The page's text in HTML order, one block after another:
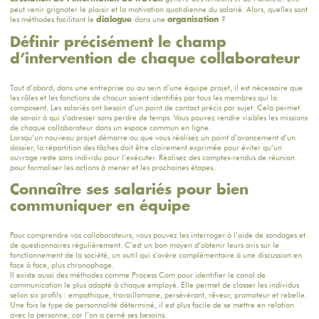
peut venir grignoter le plaisir et la motivation quotidienne du salarié. Alors, quelles sont
les méthodes facilitant le dialogue dans une organisation ?
Définir précisément le champ
d’intervention de chaque collaborateur
Tout d’abord, dans une entreprise ou au sein d’une équipe projet, il est nécessaire que
les rôles et les fonctions de chacun soient identifiés par tous les membres qui la
composent. Les salariés ont besoin d’un point de contact précis par sujet. Cela permet
de savoir à qui s’adresser sans perdre de temps. Vous pouvez rendre visibles les missions
de chaque collaborateur dans un espace commun en ligne.
Lorsqu’un nouveau projet démarre ou que vous réalisez un point d’avancement d’un
dossier, la répartition des tâches doit être clairement exprimée pour éviter qu’un
ouvrage reste sans individu pour l’exécuter. Réalisez des comptes-rendus de réunion
pour formaliser les actions à mener et les prochaines étapes.
Connaître ses salariés pour bien
communiquer en équipe
Pour comprendre vos collaborateurs, vous pouvez les interroger à l’aide de sondages et
de questionnaires régulièrement. C’est un bon moyen d’obtenir leurs avis sur le
fonctionnement de la société, un outil qui s’avère complémentaire à une discussion en
face à face, plus chronophage.
Il existe aussi des méthodes comme Process Com pour identifier le canal de
communication le plus adapté à chaque employé. Elle permet de classer les individus
selon six profils : empathique, travaillomane, persévérant, rêveur, promoteur et rebelle.
Une fois le type de personnalité déterminé, il est plus facile de se mettre en relation
avec la personne, car l’on a cerné ses besoins.